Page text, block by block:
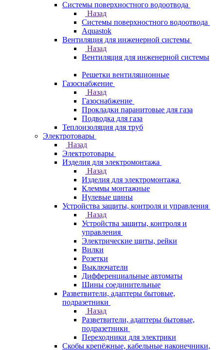
Системы поверхностного водоотвода
Назад
Системы поверхностного водоотвода
Aquastok
Вентиляция для инженерной системы
Назад
Вентиляция для инженерной системы
Решетки вентиляционные
Газоснабжение
Назад
Газоснабжение
Прокладки паранитовые для газа
Подводка для газа
Теплоизоляция для труб
Электротовары
Назад
Электротовары
Изделия для электромонтажа
Назад
Изделия для электромонтажа
Клеммы монтажные
Нулевые шины
Устройства защиты, контроля и управления
Назад
Устройства защиты, контроля и
управления
Электрические щиты, рейки
Вилки
Розетки
Выключатели
Дифференциальные автоматы
Шины соединительные
Разветвители, адаптеры бытовые,
подразетники
Назад
Разветвители, адаптеры бытовые,
подразетники
Переходники для электрики
Скобы крепёжные, кабельные наконечники,